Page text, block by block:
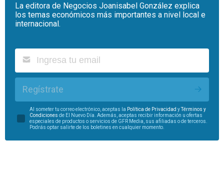
La editora de Negocios Joanisabel González explica
los temas económicos más importantes a nivel local e
internacional.
Regístrate
Al someter tu correo electrónico, aceptas la Política de Privacidad yTérminos y
Condiciones de El Nuevo Día. Además, aceptas recibir información u ofertas
especiales de productos o servicios de GFR Media, sus afiliadas o de terceros.
Podrás optar salirte de los boletines en cualquier momento.